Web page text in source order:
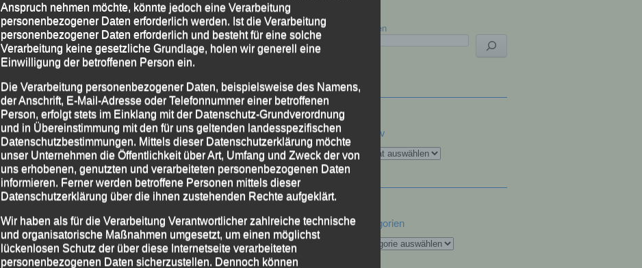
Suchen
Archiv
Archiv
Kategorien
Kategorien
Anspruch nehmen möchte, könnte jedoch eine Verarbeitung
personenbezogener Daten erforderlich werden. Ist die Verarbeitung
personenbezogener Daten erforderlich und besteht für eine solche
Verarbeitung keine gesetzliche Grundlage, holen wir generell eine
Einwilligung der betroffenen Person ein.
Die Verarbeitung personenbezogener Daten, beispielsweise des Namens,
der Anschrift, E-Mail-Adresse oder Telefonnummer einer betroffenen
Person, erfolgt stets im Einklang mit der Datenschutz-Grundverordnung
und in Übereinstimmung mit den für uns geltenden landesspezifischen
Datenschutzbestimmungen. Mittels dieser Datenschutzerklärung möchte
unser Unternehmen die Öffentlichkeit über Art, Umfang und Zweck der von
uns erhobenen, genutzten und verarbeiteten personenbezogenen Daten
informieren. Ferner werden betroffene Personen mittels dieser
Datenschutzerklärung über die ihnen zustehenden Rechte aufgeklärt.
Wir haben als für die Verarbeitung Verantwortlicher zahlreiche technische
und organisatorische Maßnahmen umgesetzt, um einen möglichst
lückenlosen Schutz der über diese Internetseite verarbeiteten
personenbezogenen Daten sicherzustellen. Dennoch können